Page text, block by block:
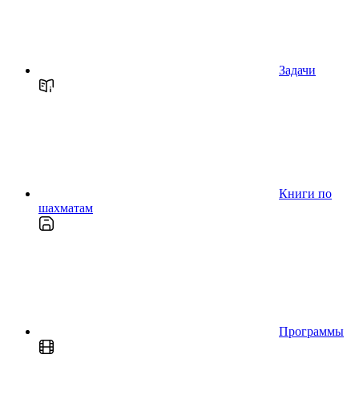
Задачи
Книги по
шахматам
Программы